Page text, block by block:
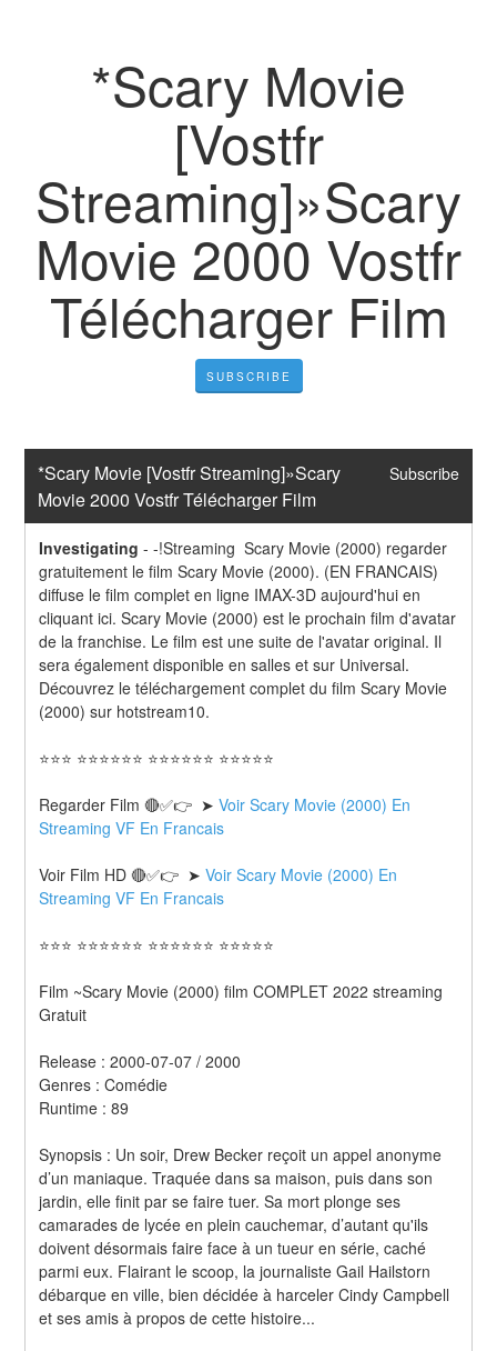
*Scary Movie
[Vostfr
Streaming]»Scary
Movie 2000 Vostfr
Télécharger Film
SUBSCRIBE
*Scary Movie [Vostfr Streaming]»Scary
Movie 2000 Vostfr Télécharger Film
Subscribe
Investigating --!Streaming  Scary Movie (2000) regarder
gratuitement le film Scary Movie (2000). (EN FRANCAIS)
diffuse le film complet en ligne IMAX-3D aujourd'hui en
cliquant ici. Scary Movie (2000) est le prochain film d'avatar
de la franchise. Le film est une suite de l'avatar original. Il
sera également disponible en salles et sur Universal.
Découvrez le téléchargement complet du film Scary Movie
(2000) sur hotstream10.
⭐⭐⭐ ⭐⭐⭐⭐⭐⭐ ⭐⭐⭐⭐⭐⭐ ⭐⭐⭐⭐⭐
Regarder Film 🔴✅👉  ➤ Voir Scary Movie (2000) En
Streaming VF En Francais
Voir Film HD 🔴✅👉  ➤ Voir Scary Movie (2000) En
Streaming VF En Francais
⭐⭐⭐ ⭐⭐⭐⭐⭐⭐ ⭐⭐⭐⭐⭐⭐ ⭐⭐⭐⭐⭐
Film ~Scary Movie (2000) film COMPLET 2022 streaming
Gratuit
Release : 2000-07-07 / 2000
Genres : Comédie
Runtime : 89
Synopsis : Un soir, Drew Becker reçoit un appel anonyme
d’un maniaque. Traquée dans sa maison, puis dans son
jardin, elle finit par se faire tuer. Sa mort plonge ses
camarades de lycée en plein cauchemar, d’autant qu'ils
doivent désormais faire face à un tueur en série, caché
parmi eux. Flairant le scoop, la journaliste Gail Hailstorn
débarque en ville, bien décidée à harceler Cindy Campbell
et ses amis à propos de cette histoire...